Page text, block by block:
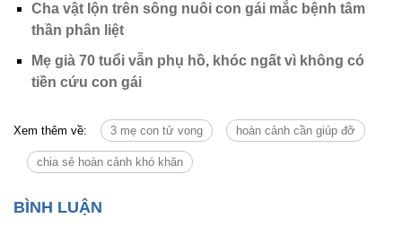
Cha vật lộn trên sông nuôi con gái mắc bệnh tâm
thần phân liệt
Mẹ già 70 tuổi vẫn phụ hồ, khóc ngất vì không có
tiền cứu con gái
Xem thêm về: 3 mẹ con tử vong hoàn cảnh cần giúp đỡ
chia sẻ hoàn cảnh khó khăn